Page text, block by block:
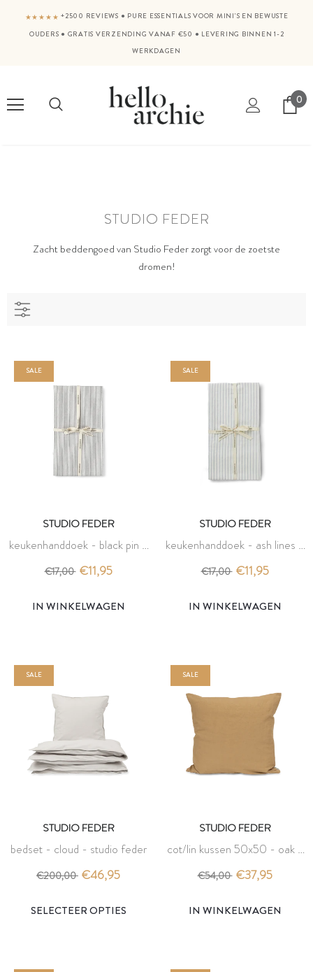
★★★★★ +2500 REVIEWS ● PURE ESSENTIALS VOOR MINI'S EN BEWUSTE
OUDERS ● GRATIS VERZENDING VANAF €50 ● LEVERING BINNEN 1-2
WERKDAGEN
0
STUDIO FEDER
Zacht beddengoed van Studio Feder zorgt voor de zoetste
dromen!
SALE
STUDIO FEDER
keukenhanddoek - black pin -
studio feder
€17,00 €11,95
IN WINKELWAGEN
SALE
STUDIO FEDER
keukenhanddoek - ash lines -
studio feder
€17,00 €11,95
IN WINKELWAGEN
SALE
STUDIO FEDER
bedset - cloud - studio feder
€200,00 €46,95
SALE
STUDIO FEDER
cot/lin kussen 50x50 - oak -
studio feder
€54,00 €37,95
IN WINKELWAGEN